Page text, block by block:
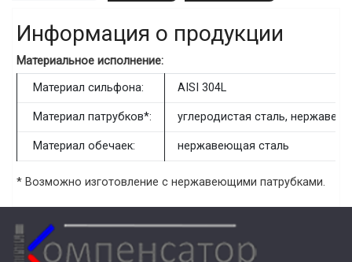
Информация о продукции
Материальное исполнение:
Материал сильфона:
AISI 304L
Материал патрубков*: углеродистая сталь,
Материал обечаек: нержавеющая сталь
* Возможно изготовление с нержавеющими патрубками.